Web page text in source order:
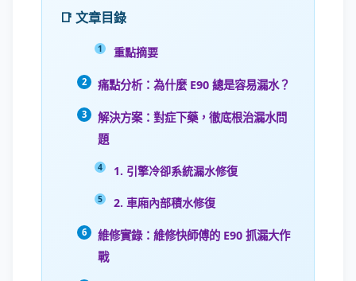
📑 文章目錄
重點摘要
痛點分析：為什麼 E90 總是容易漏水？
解決方案：對症下藥，徹底根治漏水問
題
1. 引擎冷卻系統漏水修復
2. 車廂內部積水修復
維修實錄：維修快師傅的 E90 抓漏大作
戰